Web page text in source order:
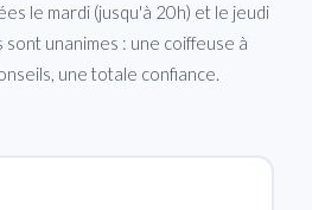
le mardi (jusqu'à 20h) et le jeudi
sont unanimes : une coiffeuse à
une totale confiance.